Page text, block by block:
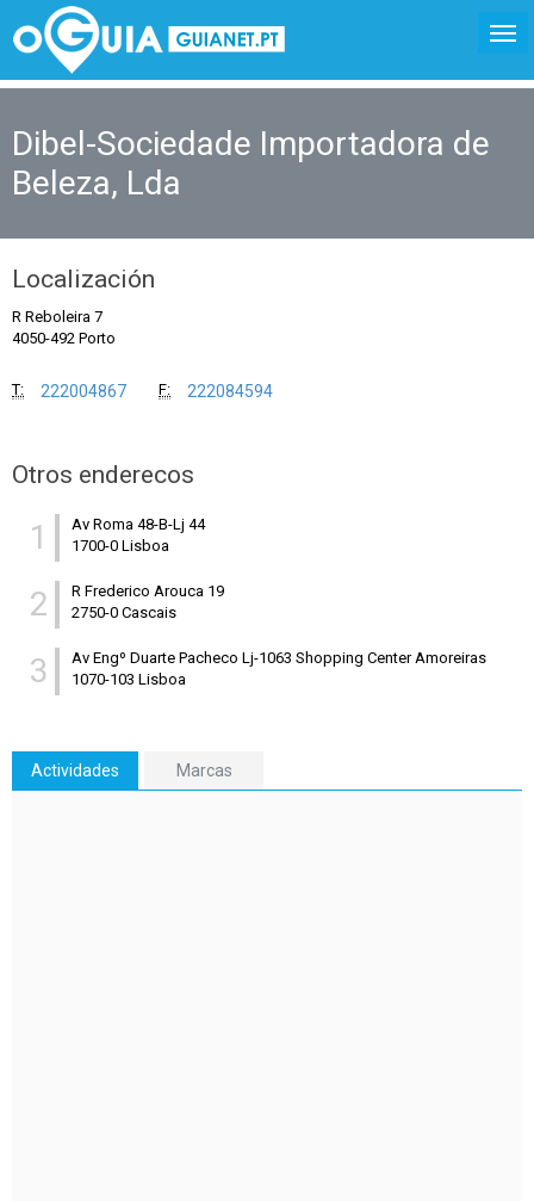
Dibel-Sociedade Importadora de
Beleza, Lda
Localización
R Reboleira 7
4050-492 Porto
T: 222004867 F: 222084594
Otros enderecos
1
Av Roma 48-B-Lj 44
1700-0 Lisboa
2
R Frederico Arouca 19
2750-0 Cascais
3
Av Engº Duarte Pacheco Lj-1063 Shopping Center Amoreiras
1070-103 Lisboa
Actividades Marcas